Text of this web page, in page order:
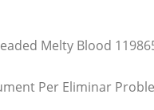
Melty Blood
Per Eliminar